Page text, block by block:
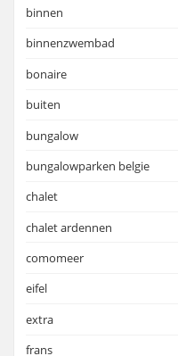
binnen
binnenzwembad
bonaire
buiten
bungalow
bungalowparken belgie
chalet
chalet ardennen
comomeer
eifel
extra
frans